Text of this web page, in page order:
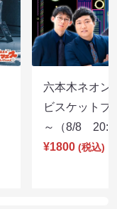
六本木ネオン
ビスケットブ
～（8/8
¥1800 (税込)